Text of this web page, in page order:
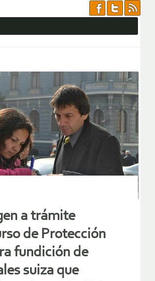
a trámite
de Protección
fundición de
suiza que